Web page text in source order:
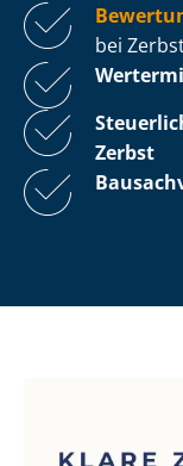
bei
Zerbst